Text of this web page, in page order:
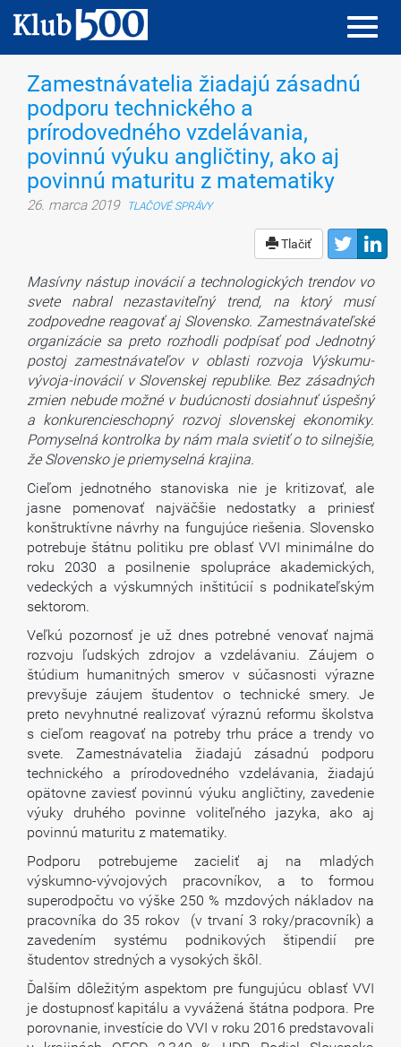
Zamestnávatelia žiadajú zásadnú
podporu technického a
prírodovedného vzdelávania,
povinnú výuku angličtiny, ako aj
povinnú maturitu z matematiky
26. marca 2019 TLAČOVÉ SPRÁVY
Tlačiť
Masívny nástup inovácií a technologických trendov vo
svete nabral nezastaviteľný trend, na ktorý musí
zodpovedne reagovať aj Slovensko. Zamestnávateľské
organizácie sa preto rozhodli podpísať pod Jednotný
postoj zamestnávateľov v oblasti rozvoja Výskumu-
vývoja-inovácií v Slovenskej republike. Bez zásadných
zmien nebude možné v budúcnosti dosiahnuť úspešný
a konkurencieschopný rozvoj slovenskej ekonomiky.
Pomyselná kontrolka by nám mala svietiť o to silnejšie,
že Slovensko je priemyselná krajina.
Cieľom jednotného stanoviska nie je kritizovať, ale
jasne pomenovať najväčšie nedostatky a priniesť
konštruktívne návrhy na fungujúce riešenia. Slovensko
potrebuje štátnu politiku pre oblasť VVI minimálne do
roku 2030 a posilnenie spolupráce akademických,
vedeckých a výskumných inštitúcií s podnikateľským
sektorom.
Veľkú pozornosť je už dnes potrebné venovať najmä
rozvoju ľudských zdrojov a vzdelávaniu. Záujem o
štúdium humanitných smerov v súčasnosti výrazne
prevyšuje záujem študentov o technické smery. Je
preto nevyhnutné realizovať výraznú reformu školstva
s cieľom reagovať na potreby trhu práce a trendy vo
svete. Zamestnávatelia žiadajú zásadnú podporu
technického a prírodovedného vzdelávania, žiadajú
opätovne zaviesť povinnú výuku angličtiny, zavedenie
výuky druhého povinne voliteľného jazyka, ako aj
povinnú maturitu z matematiky.
Podporu potrebujeme zacieliť aj na mladých
výskumno-vývojových pracovníkov, a to formou
superodpočtu vo výške 250 % mzdových nákladov na
pracovníka do 35 rokov (v trvaní 3 roky/pracovník) a
zavedením systému podnikových štipendií pre
študentov stredných a vysokých škôl.
Ďalším dôležitým aspektom pre fungujúcu oblasť VVI
je dostupnosť kapitálu a vyvážená štátna podpora. Pre
porovnanie, investície do VVI v roku 2016 predstavovali